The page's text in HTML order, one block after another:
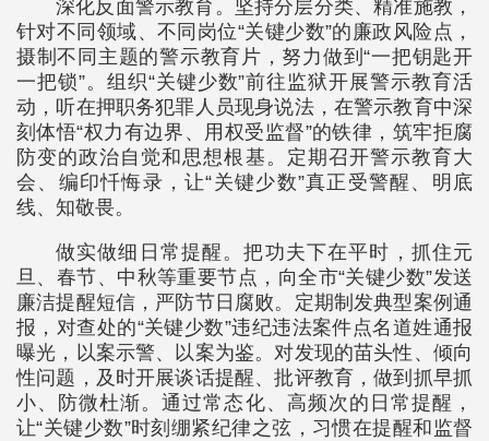
深化反面警示教育。坚持分层分类、精准施教，
针对不同领域、不同岗位“关键少数”的廉政风险点，
摄制不同主题的警示教育片，努力做到“一把钥匙开
一把锁”。组织“关键少数”前往监狱开展警示教育活
动，听在押职务犯罪人员现身说法，在警示教育中深
刻体悟“权力有边界、用权受监督”的铁律，筑牢拒腐
防变的政治自觉和思想根基。定期召开警示教育大
会、编印忏悔录，让“关键少数”真正受警醒、明底
线、知敬畏。
做实做细日常提醒。把功夫下在平时，抓住元
旦、春节、中秋等重要节点，向全市“关键少数”发送
廉洁提醒短信，严防节日腐败。定期制发典型案例通
报，对查处的“关键少数”违纪违法案件点名道姓通报
曝光，以案示警、以案为鉴。对发现的苗头性、倾向
性问题，及时开展谈话提醒、批评教育，做到抓早抓
小、防微杜渐。通过常态化、高频次的日常提醒，
让“关键少数”时刻绷紧纪律之弦，习惯在提醒和监督